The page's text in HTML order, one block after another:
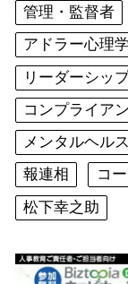
管理・監督者
アドラー心理学
リーダーシッ
コンプライア
メンタルヘルス
報連相
コ
松下幸之助